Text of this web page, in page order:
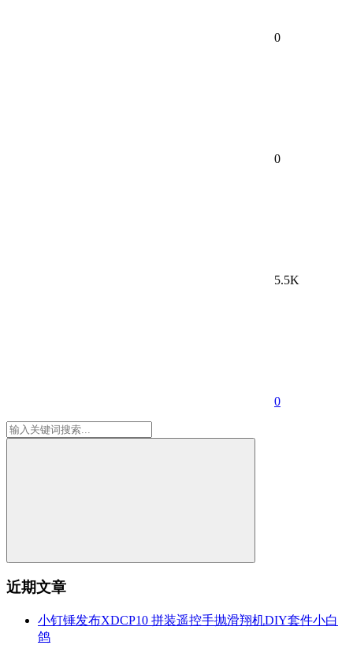
0
0
5.5K
0
近期文章
小钉锤发布XDCP10 拼装遥控手抛滑翔机DIY套件小白
鸽